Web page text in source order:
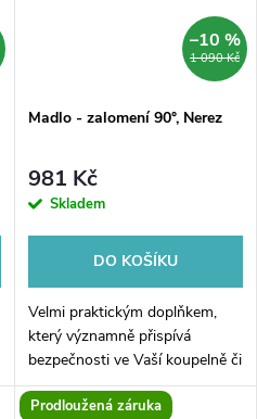
1 090 Kč
–10 %
Madlo - zalomení 90°, Nerez
981 Kč
Skladem
DO KOŠÍKU
Velmi praktickým doplňkem,
který významně přispívá
bezpečnosti ve Vaší koupelně či
toaletě je koupelnové madlo.
Zalomení koupelnového madla
Prodloužená záruka